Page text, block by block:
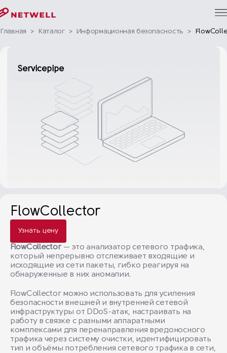
Главная > Каталог > Информационная безопасность >
Servicepipe
FlowCollector
Узнать цену
FlowCollector— это анализатор сетевого трафика,
который непрерывно отслеживает входящие и
исходящие из сети пакеты, гибко реагируя на
обнаруженные в них аномалии.
FlowCollector можно использовать для усиления
безопасности внешней и внутренней сетевой
инфраструктуры от DDoS-атак, настраивать на
работу в связке с разными аппаратными
комплексами для перенаправления вредоносного
трафика через систему очистки, идентифицировать
тип и объёмы потребления сетевого трафика в сети,